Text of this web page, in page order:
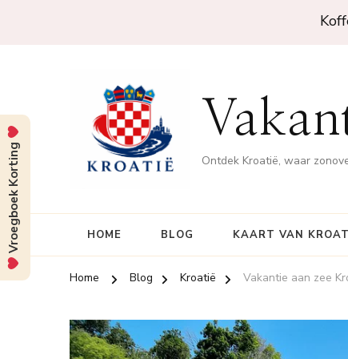
Ontdek Kroatië, waar
HOME BLOG KAART VAN
Home Blog Kroatië Vakantie aan zee
Vroegboek Korting